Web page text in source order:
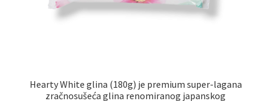
Hearty White glina (180g) je premium super-lagana
zračnosušeća glina renomiranog japanskog